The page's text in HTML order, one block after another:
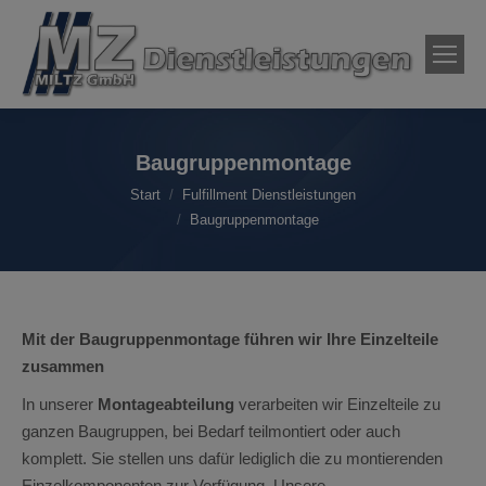
Baugruppenmontage
Sie befinden sich hier:
Start
Fulfillment Dienstleistungen
Baugruppenmontage
Mit der Baugruppenmontage führen wir Ihre Einzelteile
zusammen
In unserer Montageabteilung verarbeiten wir Einzelteile zu
ganzen Baugruppen, bei Bedarf teilmontiert oder auch
komplett. Sie stellen uns dafür lediglich die zu montierenden